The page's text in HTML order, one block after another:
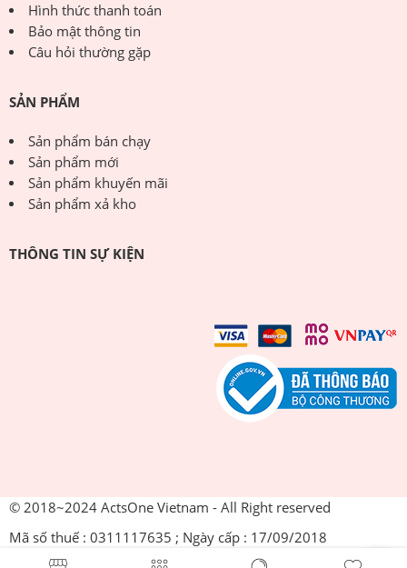
Hình thức thanh toán
Bảo mật thông tin
Câu hỏi thường gặp
SẢN PHẨM
Sản phẩm bán chạy
Sản phẩm mới
Sản phẩm khuyến mãi
Sản phẩm xả kho
THÔNG TIN SỰ KIỆN
© 2018~2024 ActsOne Vietnam - All Right reserved
Mã số thuế : 0311117635 ; Ngày cấp : 17/09/2018